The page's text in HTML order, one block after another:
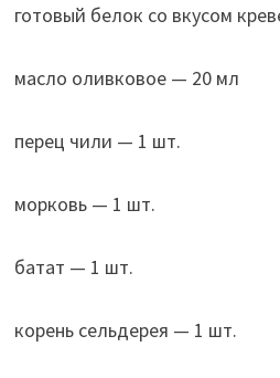
готовый белок со вкусом
масло оливковое — 20 мл
перец чили — 1 шт.
морковь — 1 шт.
батат — 1 шт.
корень сельдерея — 1 шт.